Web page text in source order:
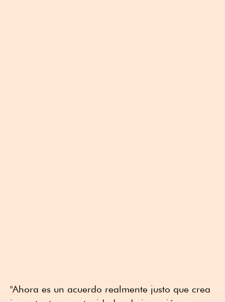
"Ahora es un acuerdo realmente justo que crea